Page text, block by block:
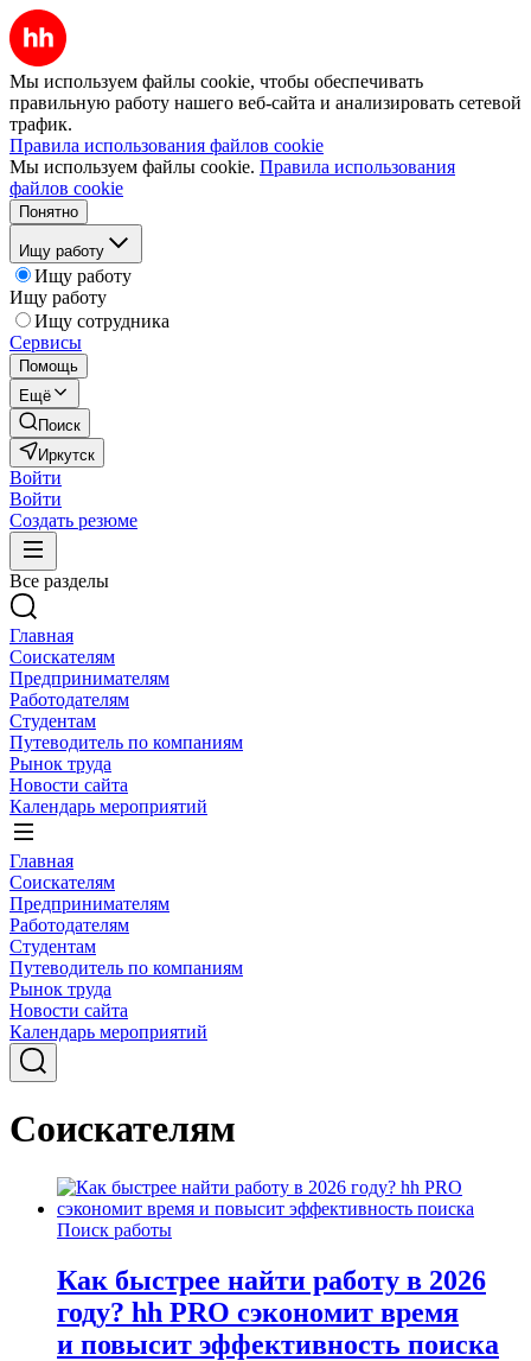
Мы используем файлы cookie, чтобы обеспечивать
правильную работу нашего веб-сайта и анализировать сетевой
трафик.
Правила использования файлов cookie
Мы используем файлы cookie. Правила использования
файлов cookie
Понятно
Ищу работу
Ищу работу
Ищу работу
Ищу сотрудника
Сервисы
Помощь
Ещё
Поиск
Иркутск
Войти
Войти
Создать резюме
Все разделы
Главная
Соискателям
Предпринимателям
Работодателям
Студентам
Путеводитель по компаниям
Рынок труда
Новости сайта
Календарь мероприятий
Главная
Соискателям
Предпринимателям
Работодателям
Студентам
Путеводитель по компаниям
Рынок труда
Новости сайта
Календарь мероприятий
Соискателям
Поиск работы
Как быстрее найти работу в 2026
году? hh PRO сэкономит время
и повысит эффективность поиска